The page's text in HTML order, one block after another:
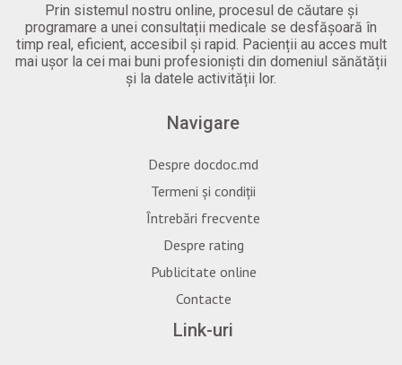
Prin sistemul nostru online, procesul de căutare și
programare a unei consultații medicale se desfășoară în
timp real, eficient, accesibil și rapid. Pacienții au acces mult
mai ușor la cei mai buni profesioniști din domeniul sănătății
și la datele activității lor.
Navigare
Despre docdoc.md
Termeni și condiții
Întrebări frecvente
Despre rating
Publicitate online
Contacte
Link-uri